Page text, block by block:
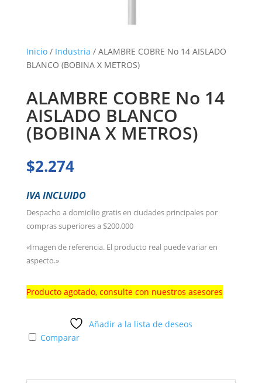
Inicio/ Industria / ALAMBRE COBRE No 14 AISLADO
BLANCO (BOBINA X METROS)
ALAMBRE COBRE No 14
AISLADO BLANCO
(BOBINA X METROS)
$2.274
IVA INCLUIDO
Despacho a domicilio gratis en ciudades principales por
compras superiores a $200.000
«Imagen de referencia. El producto real puede variar en
aspecto.»
Producto agotado, consulte con nuestros asesores
Añadir a la lista de deseos
Comparar